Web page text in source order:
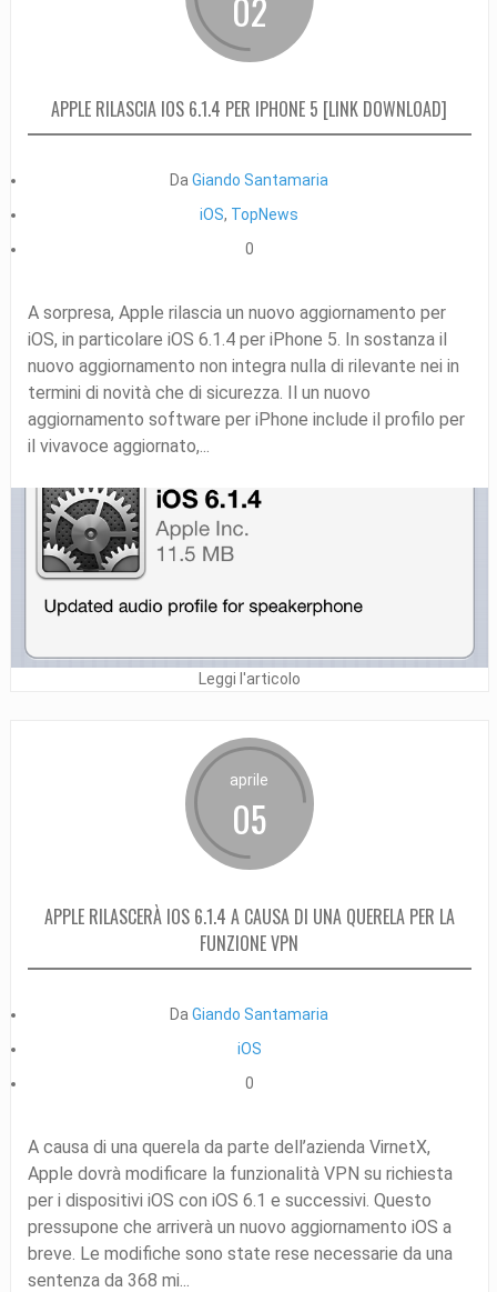
02
APPLE RILASCIA IOS 6.1.4 PER IPHONE 5 [LINK DOWNLOAD]
DaGiando Santamaria
iOS, TopNews
0
A sorpresa, Apple rilascia un nuovo aggiornamento per
iOS, in particolare iOS 6.1.4 per iPhone 5. In sostanza il
nuovo aggiornamento non integra nulla di rilevante nei in
termini di novità che di sicurezza. Il un nuovo
aggiornamento software per iPhone include il profilo per
il vivavoce aggiornato,...
Leggi l'articolo
aprile
05
APPLE RILASCERÀ IOS 6.1.4 A CAUSA DI UNA QUERELA PER LA
FUNZIONE VPN
DaGiando Santamaria
iOS
0
A causa di una querela da parte dell’azienda VirnetX,
Apple dovrà modificare la funzionalità VPN su richiesta
per i dispositivi iOS con iOS 6.1 e successivi. Questo
pressupone che arriverà un nuovo aggiornamento iOS a
breve. Le modifiche sono state rese necessarie da una
sentenza da 368 mi...